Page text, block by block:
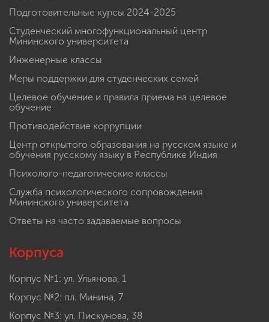
Подготовительные курсы 2024-2025
Студенческий многофункциональный центр
Мининского университета
Инженерные классы
Меры поддержки для студенческих семей
Целевое обучение и правила приема на целевое
обучение
Противодействие коррупции
Центр открытого образования на русском языке и
обучения русскому языку в Республике Индия
Психолого-педагогические классы
Служба психологического сопровождения
Мининского университета
Ответы на часто задаваемые вопросы
Корпуса
Корпус №1: ул. Ульянова, 1
Корпус №2: пл. Минина, 7
Корпус №3: ул. Пискунова, 38